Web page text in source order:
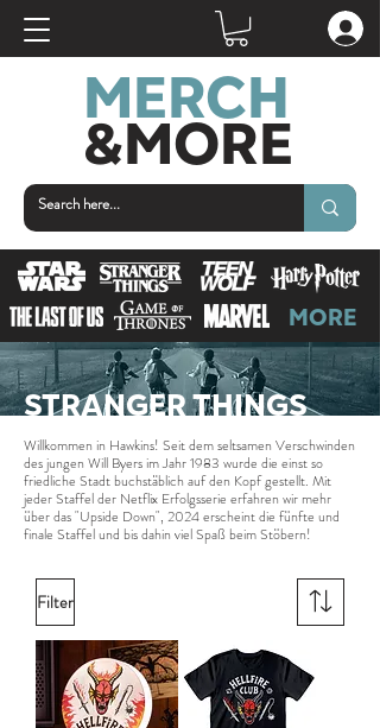
MERCH
&MORE
MORE
STRANGER THINGS
Willkommen in Hawkins! Seit dem seltsamen Verschwinden
des jungen Will Byers im Jahr 1983 wurde die einst so
friedliche Stadt buchstäblich auf den Kopf gestellt. Mit
jeder Staffel der Netflix Erfolgsserie erfahren wir mehr
über das "Upside Down", 2024 erscheint die fünfte und
finale Staffel und bis dahin viel Spaß beim Stöbern!
Filter